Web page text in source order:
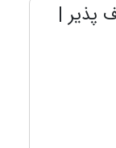
پذیر |